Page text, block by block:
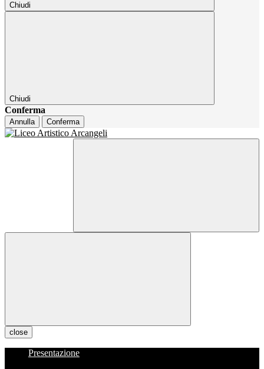
Chiudi
Chiudi
Conferma
Annulla Conferma
close
Presentazione